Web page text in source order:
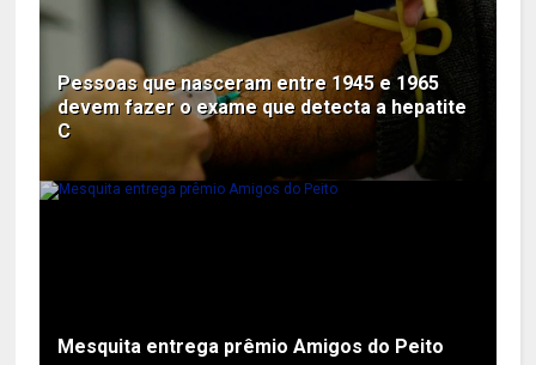
Pessoas que nasceram entre 1945 e 1965
devem fazer o exame que detecta a hepatite
C
Mesquita entrega prêmio Amigos do Peito